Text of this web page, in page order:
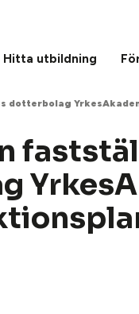
Hitta utbildning
dotterbolag